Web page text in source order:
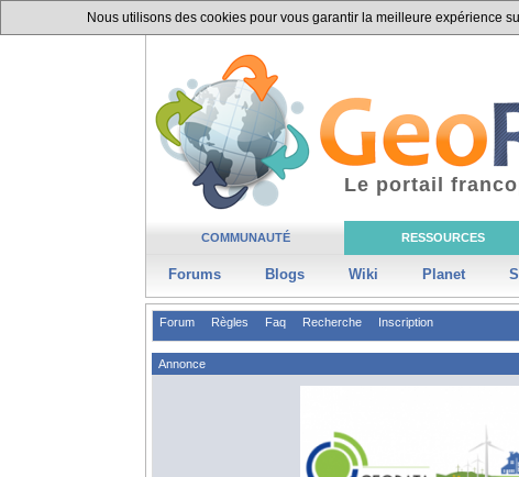
Nous utilisons des cookies pour vous garantir la meilleure expérience
COMMUNAUTÉ RESSOURCES
Forums Blogs Wiki Planet
Le portail
Forum Règles Faq Recherche Inscription
Annonce